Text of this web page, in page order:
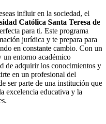
influir en la sociedad, el
Católica Santa Teresa de
para ti. Este programa
jurídica y te prepara para
en constante cambio. Con un
un entorno académico
de adquirir los conocimientos y
en un profesional del
ser parte de una institución que
excelencia educativa y la